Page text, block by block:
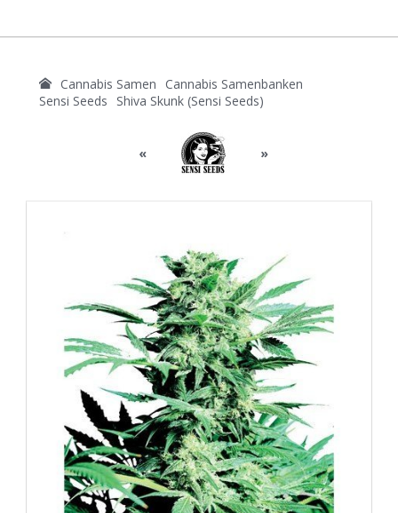
Cannabis Samen
Cannabis Samenbanken
Sensi Seeds
Shiva Skunk (Sensi Seeds)
« »